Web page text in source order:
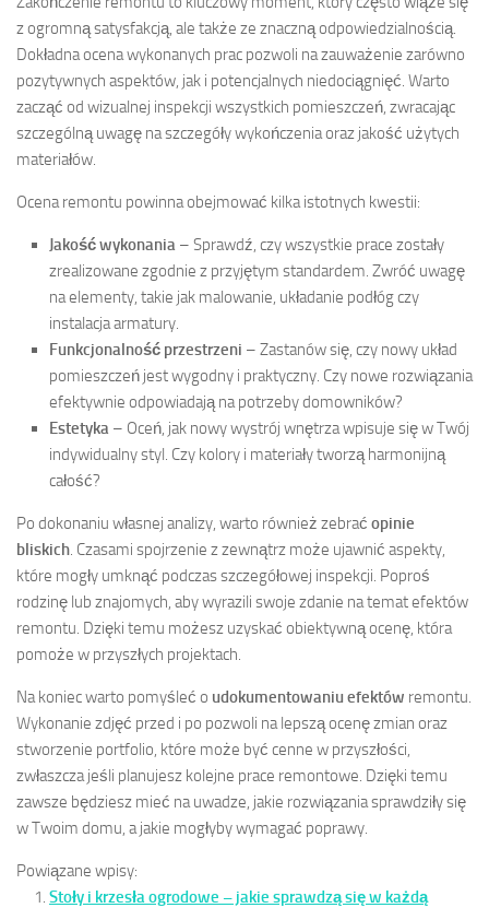
z ogromną satysfakcją, ale także ze znaczną odpowiedzialnością.
Dokładna ocena wykonanych prac pozwoli na zauważenie zarówno
pozytywnych aspektów, jak i potencjalnych niedociągnięć. Warto
zacząć od wizualnej inspekcji wszystkich pomieszczeń, zwracając
szczególną uwagę na szczegóły wykończenia oraz jakość użytych
materiałów.
Ocena remontu powinna obejmować kilka istotnych kwestii:
Jakość wykonania – Sprawdź, czy wszystkie prace zostały
zrealizowane zgodnie z przyjętym standardem. Zwróć uwagę
na elementy, takie jak malowanie, układanie podłóg czy
instalacja armatury.
Funkcjonalność przestrzeni – Zastanów się, czy nowy układ
pomieszczeń jest wygodny i praktyczny. Czy nowe rozwiązania
efektywnie odpowiadają na potrzeby domowników?
Estetyka – Oceń, jak nowy wystrój wnętrza wpisuje się w Twój
indywidualny styl. Czy kolory i materiały tworzą harmonijną
całość?
Po dokonaniu własnej analizy, warto również zebrać opinie
bliskich . Czasami spojrzenie z zewnątrz może ujawnić aspekty,
które mogły umknąć podczas szczegółowej inspekcji. Poproś
rodzinę lub znajomych, aby wyrazili swoje zdanie na temat efektów
remontu. Dzięki temu możesz uzyskać obiektywną ocenę, która
pomoże w przyszłych projektach.
Na koniec warto pomyśleć o udokumentowaniu efektów remontu.
Wykonanie zdjęć przed i po pozwoli na lepszą ocenę zmian oraz
stworzenie portfolio, które może być cenne w przyszłości,
zwłaszcza jeśli planujesz kolejne prace remontowe. Dzięki temu
zawsze będziesz mieć na uwadze, jakie rozwiązania sprawdziły się
w Twoim domu, a jakie mogłyby wymagać poprawy.
Powiązane wpisy:
Stoły i krzesła ogrodowe – jakie sprawdzą się w każdą